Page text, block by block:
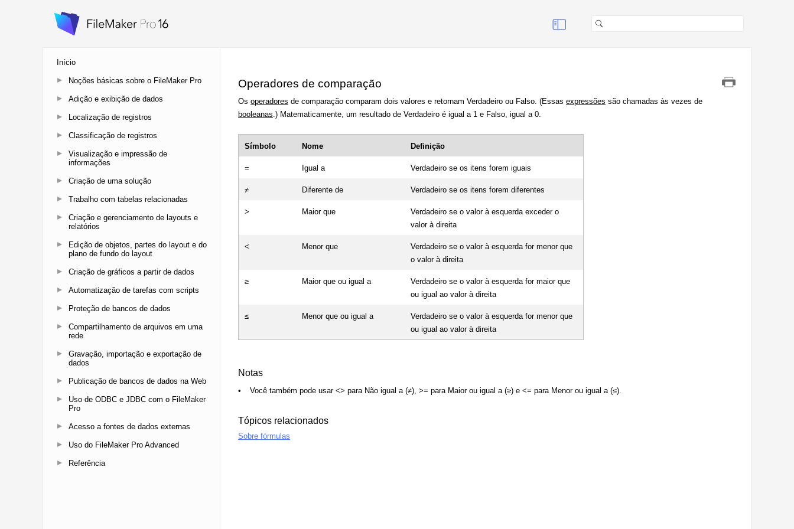
Início
Noções básicas sobre o FileMaker Pro
Adição e exibição de dados
Localização de registros
Classificação de registros
Visualização e impressão de
informações
Criação de uma solução
Trabalho com tabelas relacionadas
Criação e gerenciamento de layouts e
relatórios
Edição de objetos, partes do layout e do
plano de fundo do layout
Criação de gráficos a partir de dados
Automatização de tarefas com scripts
Proteção de bancos de dados
Compartilhamento de arquivos em uma
rede
Gravação, importação e exportação de
dados
Publicação de bancos de dados na Web
Uso de ODBC e JDBC com o FileMaker
Pro
Acesso a fontes de dados externas
Uso do FileMaker Pro Advanced
Referência